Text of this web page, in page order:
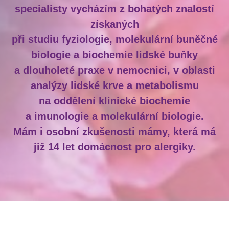
specialisty vycházím z bohatých znalostí
získaných
při studiu fyziologie, molekulární buněčné
biologie a biochemie lidské buňky
a dlouholeté praxe v nemocnici, v oblasti
analýzy lidské krve a metabolismu
na oddělení klinické biochemie
a imunologie a molekulární biologie.
Mám i osobní zkušenosti mámy, která má
již 14 let domácnost pro alergiky.